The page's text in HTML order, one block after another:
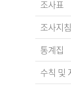
조사표
조사지
통계집
수칙 및